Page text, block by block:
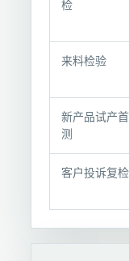
荐
组
检
来料检验
新产品试产
测
客户投诉复检